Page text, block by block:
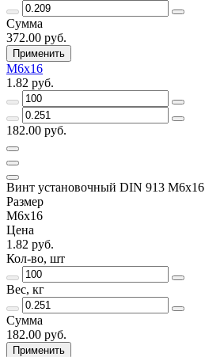
Сумма
372.00 руб.
Применить
М6х16
1.82 руб.
182.00 руб.
Винт установочный DIN 913 М6х16
Размер
М6х16
Цена
1.82 руб.
Кол-во, шт
Вес, кг
Сумма
182.00 руб.
Применить